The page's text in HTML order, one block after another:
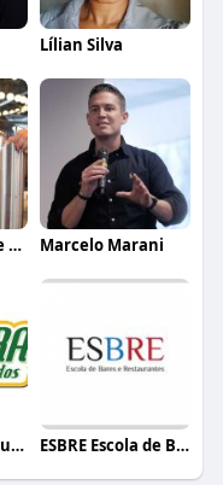
Lílian Silva
Carlos Henrique de Faria Vasconcelos Marcelo Marani
Nogueira Brinquedos ESBRE Escola de Bares e Restaurantes